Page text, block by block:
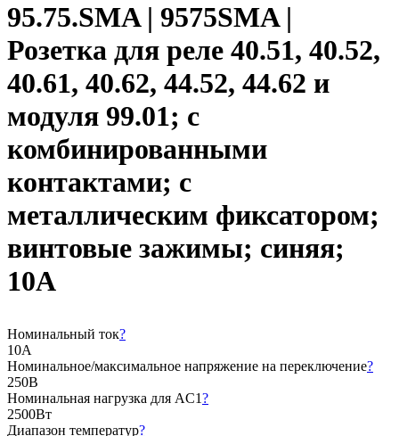
95.75.SMA | 9575SMA |
Розетка для реле 40.51, 40.52,
40.61, 40.62, 44.52, 44.62 и
модуля 99.01; с
комбинированными
контактами; с
металлическим фиксатором;
винтовые зажимы; синяя;
10А
Номинальный ток?
10А
Номинальное/максимальное напряжение на переключение?
250В
Номинальная нагрузка для AC1?
2500Вт
Диапазон температур?